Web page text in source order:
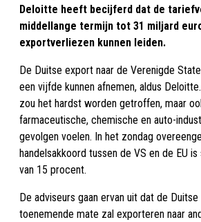
Deloitte heeft becijferd dat de
middellange termijn tot 31 miljard
exportverliezen kunnen leiden.
De Duitse export naar de Verenigde
een vijfde kunnen afnemen, aldus
zou het hardst worden getroffen, maar
farmaceutische, chemische en auto-
gevolgen voelen. In het zondag
handelsakkoord tussen de VS en de EU
van 15 procent.
De adviseurs gaan ervan uit dat de
toenemende mate zal exporteren naar